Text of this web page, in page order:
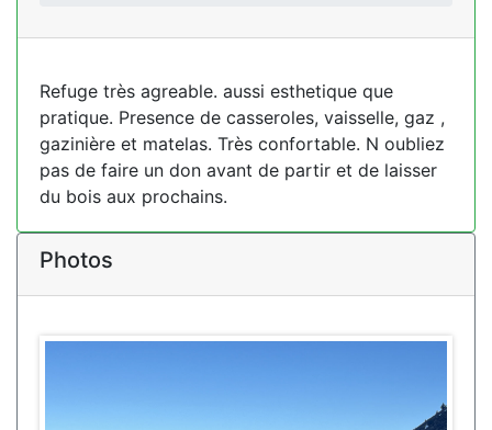
Refuge très agreable. aussi esthetique que
pratique. Presence de casseroles, vaisselle, gaz ,
gazinière et matelas. Très confortable. N oubliez
pas de faire un don avant de partir et de laisser
du bois aux prochains.
Photos